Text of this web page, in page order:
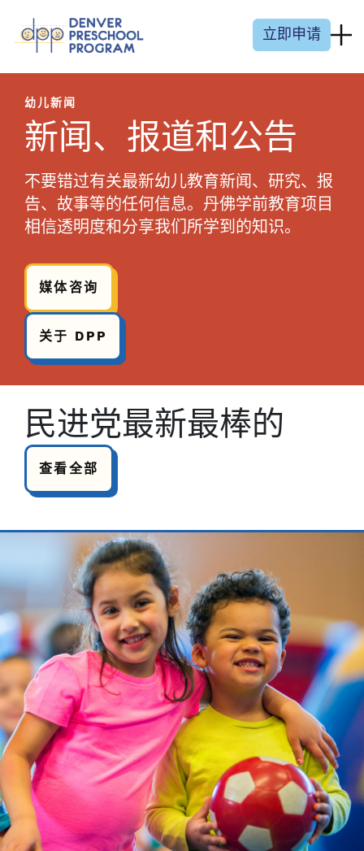
立即申请
幼儿新闻
新闻、报道和公告
不要错过有关最新幼儿教育新闻、研究、报
告、故事等的任何信息。丹佛学前教育项目
相信透明度和分享我们所学到的知识。
媒体咨询
关于 DPP
民进党最新最棒的
查看全部